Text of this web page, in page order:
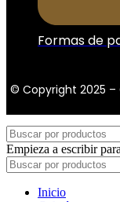
Formas de
© Copyright 2025 –
Empieza a escribir
Inicio